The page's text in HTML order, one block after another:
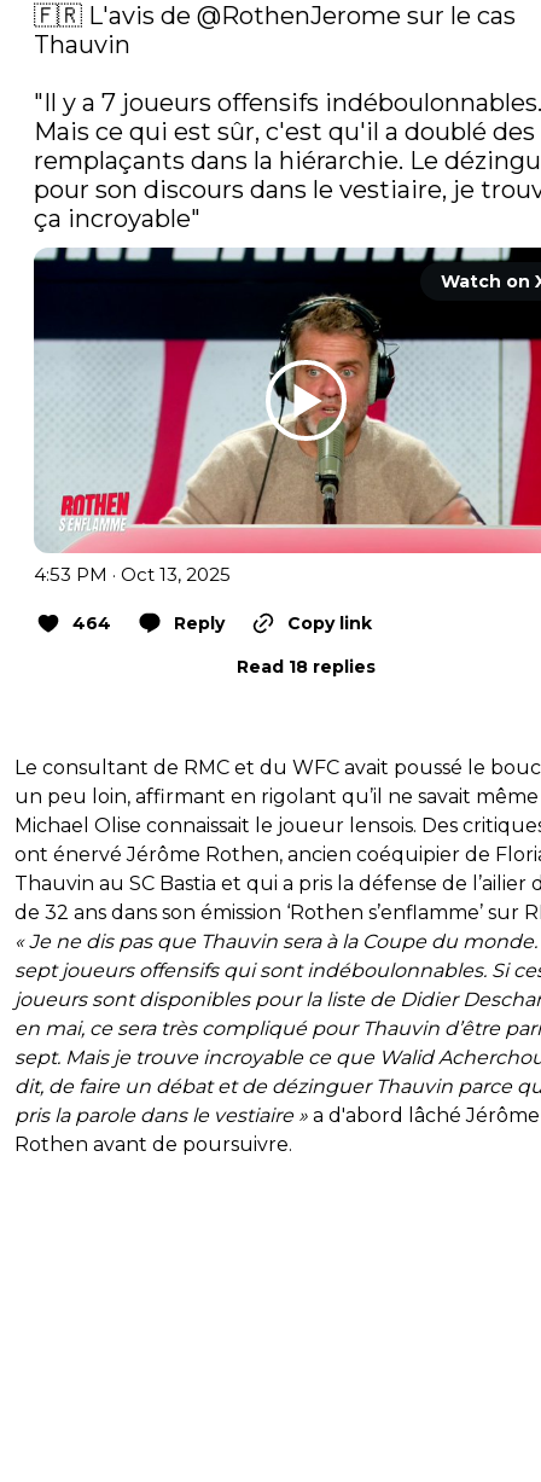
🇫🇷 L'avis de @RothenJerome sur le cas
Thauvin
"Il y a 7 joueurs offensifs indéboulonnables.
Mais ce qui est sûr, c'est qu'il a doublé des
remplaçants dans la hiérarchie. Le
pour son discours dans le vestiaire, je
ça incroyable"
Watch on
4:53 PM · Oct 13, 2025
464 Reply
Copy link
Read 18 replies
Le consultant de RMC et du WFC avait poussé le
un peu loin, affirmant en rigolant qu’il ne savait même
Michael Olise connaissait le joueur lensois. Des
ont énervé Jérôme Rothen, ancien coéquipier de
Thauvin au SC Bastia et qui a pris la défense de l’ailier
de 32 ans dans son émission ‘Rothen s’enflamme’ sur
« Je ne dis pas que Thauvin sera à la Coupe du monde.
sept joueurs offensifs qui sont indéboulonnables. Si
joueurs sont disponibles pour la liste de Didier
en mai, ce sera très compliqué pour Thauvin d’être
sept. Mais je trouve incroyable ce que Walid
dit, de faire un débat et de dézinguer Thauvin parce
pris la parole dans le vestiaire » a d'abord lâché Jérôme
Rothen avant de poursuivre.